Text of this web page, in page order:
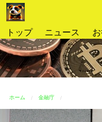
コ
ン
ン
ツ
へ
ス
プ
トップ ニュース
ホーム 金融庁